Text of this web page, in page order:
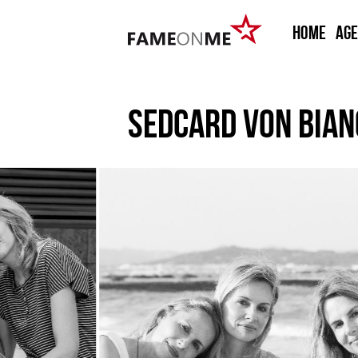
HOME
SEDCARD VON